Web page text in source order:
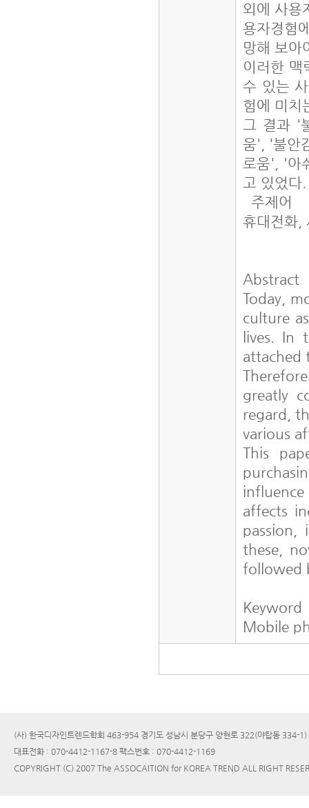
외에 사용
용자경험
망해 보아
이러한 맥
수 있는
험에 미치
그 결과 '
움', '불안
로움', '아
고 있었다
주제어
휴대전화,
Abstract
Today,
culture
lives. In
attached
greatly
regard,
various
This
affects
passion,
these,
followed
Keyword
Mobile
(사) 한국디자인트렌드학회 463-954 경기도 성남시 분당구 양현로 322(야탑동 334-
대표전화 : 070-4412-1167-8 팩스번호 : 070-4412-1169
COPYRIGHT (C) 2007 The ASSOCAITION for KOREA TREND ALL RIGHT